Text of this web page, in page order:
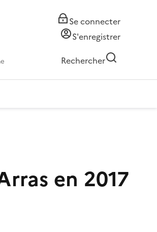
Se connecter
S'enregistrer
Rechercher
en 2017